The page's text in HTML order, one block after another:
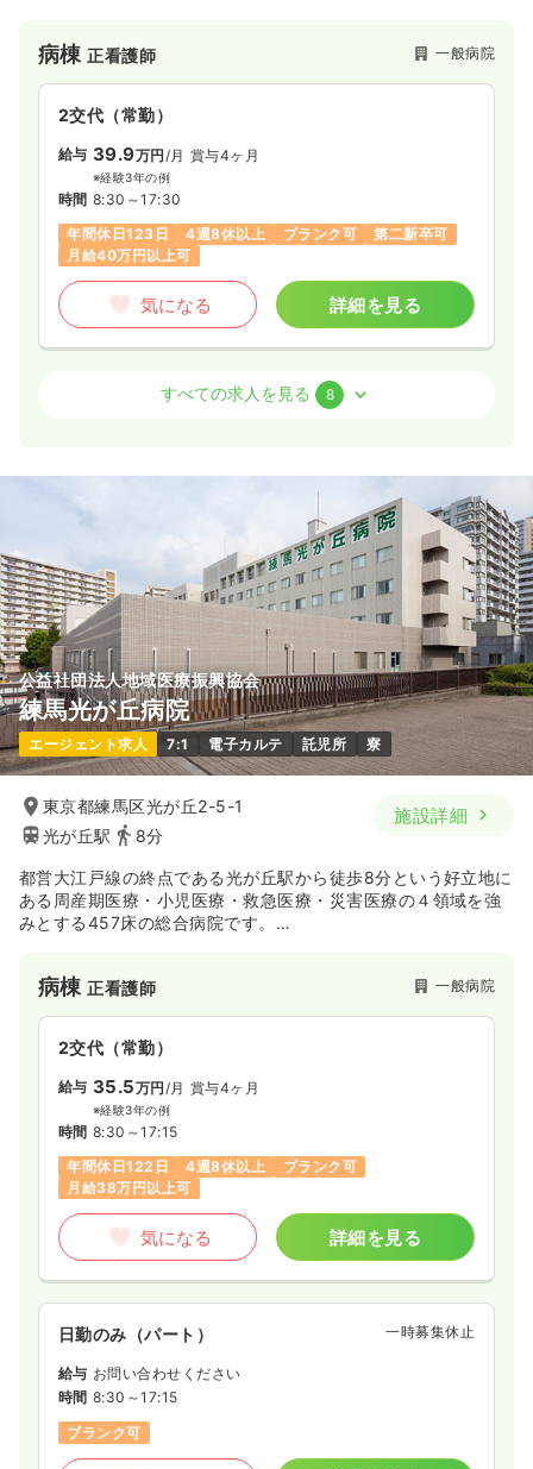
病院としてスタッフ教育にも力を入れており、中途採用の方へ
も手厚いフォロー環境を整っています◎
プリセプター制度、院内教育（年次別研修、講演会、研究発表
会などは希望制）もあるため、ご自身の希望に合わせてキャリ
アアップを目指していくことが可能です。
また、急性期病院としては珍しいプライベートとの両立も叶い
ます！
123日となり、お仕事とプライベートのメリハリを持ってご勤
務できます。
勤続3年目以上の方には、「長期休暇保障」と「ハッピーマネー
（休暇支援金）制度」というものがつき、例えば3年目で5日休
暇が取れる上に3万円の支給という制度があるので海外旅行に行
かれる方も多いです★
病棟正看護師 一般病院
2交代（常勤）
給与 39.9万円 /月 賞与4ヶ月
※経験3年の例
時間 8:30～17:30
年間休日123日
4週8休以上 ブランク可
第二新卒可
月給40万円以上可
気になる 詳細を見る
年間休日123日
4週8休以上 月給38万円以上可
気になる 詳細を見る
3交代（常勤） 一時募集休止
給与 38.3万円 /月 賞与2ヶ月
※経験4年の例
時間 8:30～17:30
年間休日123日
気になる 詳細を見る
日勤のみ（常勤） 一時募集休止
給与 35.2 万円
※経験4年の例
8:30～17:30
土日祝休み
オンコールあり
月給36万円以上可
気になる 詳細を見る
給与 お問い合わせください
すべての求人を見る 8
公益社団法人地域医療振興協会
練馬光が丘病院
エージェント求人 7:1 電子カルテ 託児所 寮
東京都練馬区光が丘2-5-1
光が丘駅
8分
施設詳細
都営大江戸線の終点である光が丘駅から徒歩8分という好立地に
ある周産期医療・小児医療・救急医療・災害医療の４領域を強
みとする457床の総合病院です。
の強化・充実しています！
練馬区に3次救急病院がないため、地域のニーズに答える中で救
急搬送台数、病床規模、治療実績など、大学病院と遜色ないレ
ベルの環境になりました。
特に【循環器センター、呼吸器COPDセンター、消化器センタ
ー】などセンター化されていたり、血液内科、小児科、産婦人
科などニッチな診療科目もしっかりと扱っているため、スペシ
病棟正看護師 一般病院
2交代（常勤）
給与 35.5万円 /月 賞与4ヶ月
※経験3年の例
時間 8:30～17:15
年間休日122日
4週8休以上
ブランク可
月給38万円以上可
気になる 詳細を見る
日勤のみ（パート） 一時募集休止
給与 お問い合わせください
時間 8:30～17:15
ブランク可